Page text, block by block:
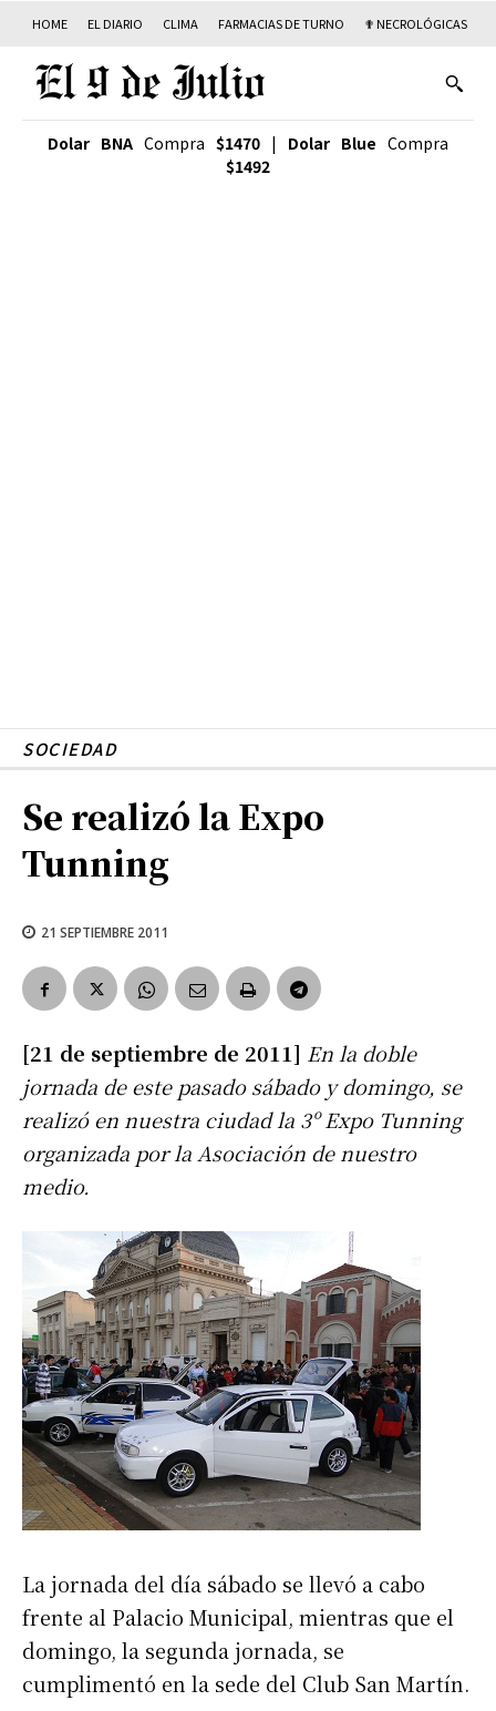
HOME EL DIARIO CLIMA FARMACIAS DE TURNO ✟ NECROLÓGICAS
Dolar BNA Compra $1470 | Dolar Blue Compra
$1492
SOCIEDAD
Se realizó la Expo
Tunning
21 SEPTIEMBRE 2011
[21 de septiembre de 2011] En la doble
jornada de este pasado sábado y domingo, se
realizó en nuestra ciudad la 3º Expo Tunning
organizada por la Asociación de nuestro
medio.
La jornada del día sábado se llevó a cabo
frente al Palacio Municipal, mientras que el
domingo, la segunda jornada, se
cumplimentó en la sede del Club San Martín.